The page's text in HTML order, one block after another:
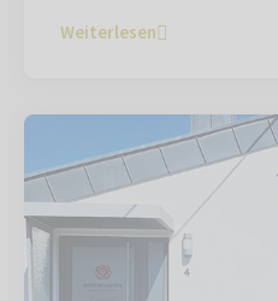
Weiterlesen